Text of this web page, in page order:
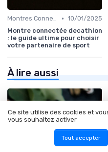
Montres Connectées pour le Sport • 10/01/2025
Montre connectée decathlon
: le guide ultime pour choisir
votre partenaire de sport
À lire aussi
Ce site utilise des cookies et
vous souhaitez activer
Tout accepter